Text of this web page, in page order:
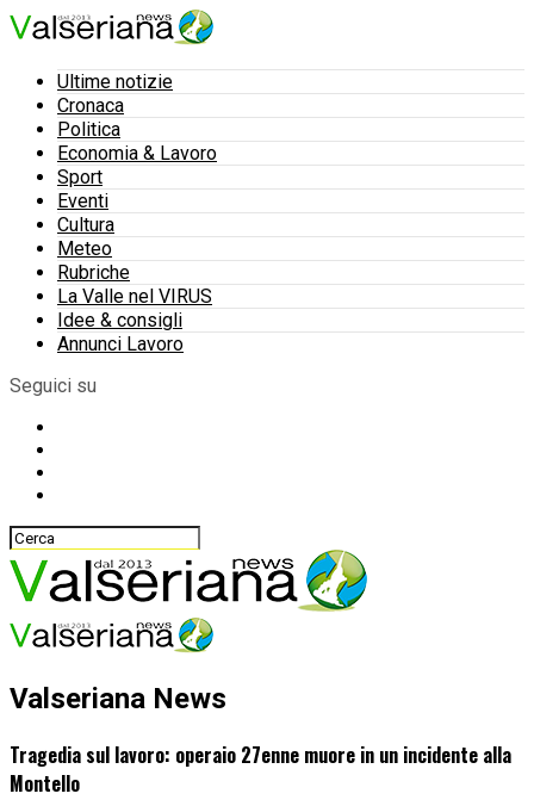
Ultime notizie
Cronaca
Politica
Economia & Lavoro
Sport
Eventi
Cultura
Meteo
Rubriche
La Valle nel VIRUS
Idee & consigli
Annunci Lavoro
Seguici su
Valseriana News
Tragedia sul lavoro: operaio 27enne muore in un incidente alla
Montello